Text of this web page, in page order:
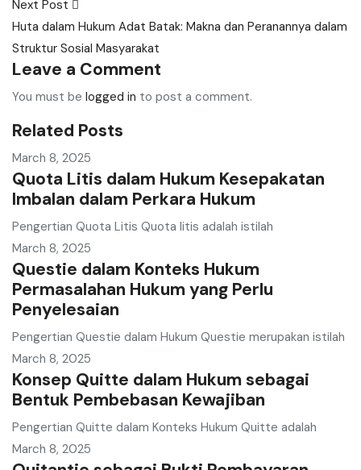
Next Post
Huta dalam Hukum Adat Batak: Makna dan Peranannya dalam
Struktur Sosial Masyarakat
Leave a Comment
You must be logged in to post a comment.
Related Posts
March 8, 2025
Quota Litis dalam Hukum Kesepakatan
Imbalan dalam Perkara Hukum
Pengertian Quota Litis Quota litis adalah istilah
March 8, 2025
Questie dalam Konteks Hukum
Permasalahan Hukum yang Perlu
Penyelesaian
Pengertian Questie dalam Hukum Questie merupakan istilah
March 8, 2025
Konsep Quitte dalam Hukum sebagai
Bentuk Pembebasan Kewajiban
Pengertian Quitte dalam Konteks Hukum Quitte adalah
March 8, 2025